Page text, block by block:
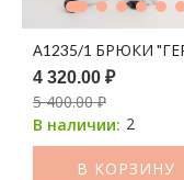
А1235/1 БРЮКИ
4 320.00 ₽
5 400.00 ₽
В наличии: 2
В КОРЗИНУ